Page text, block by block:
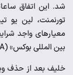
شد. این اتفاق
تورنمنت، لین یو
معیارهای واجد
بین المللی بوکس» (IBA) وضع شده بود محروم شد.
خلیف بعد از حذف